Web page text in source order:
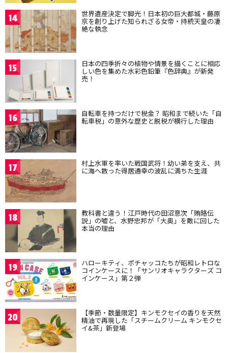
14 世界遺産決定で脚光！日本初の巨大都城・藤原
京を創り上げた知られざる女帝・持統天皇の凄
絶な執念
15 日本の四季折々の植物や情景を描くことに相応
しい色を集めた水彩色鉛筆『色辞典』が新発
売！
16 自転車を持つだけで税金？ 昭和まで続いた「自
転車税」の意外な歴史と脱税が横行した理由
17 村上水軍を率いた戦国武将！幼い弟を支え、共
に海へ散った得居通幸の波乱に満ちた生涯
18 教科書と違う！江戸時代の田沼意次「賄賂伝
説」の嘘と、水野忠邦が「大奥」を敵に回した
本当の理由
19 ハローキティ、ポチャッコたちが昭和レトロな
コインケースに！「サンリオキャラクターズ コ
インケース」第２弾
20 【季節・数量限定】キンモクセイの香りを天然
精油で再現した「スチームクリーム キンモクセ
イ&茶」新登場